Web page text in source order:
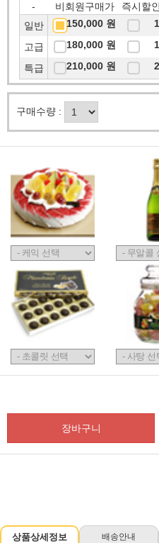
- 비회원구매가 즉시할
일반 150,000 원
고급 180,000 원
특급 210,000 원
구매수량 :
장바구니
상품상세정보 배송안내